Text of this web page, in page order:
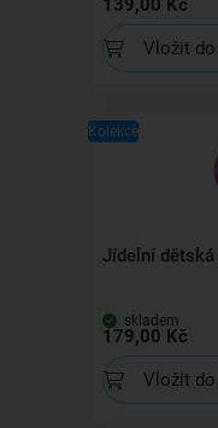
139,00 Kč
Vložit
Kolekce
Jídelní dětská
skladem
179,00 Kč
Vložit